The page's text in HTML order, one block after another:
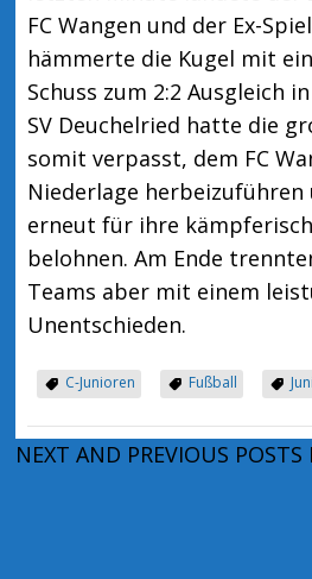
FC Wangen und der Ex-
hämmerte die Kugel mit
Schuss zum 2:2 Ausgleich
SV Deuchelried hatte die
somit verpasst, dem FC
Niederlage herbeizuführen
erneut für ihre
belohnen. Am Ende
Teams aber mit einem
Unentschieden.
C-Junioren Fußball
NEXT AND PREVIOUS POSTS